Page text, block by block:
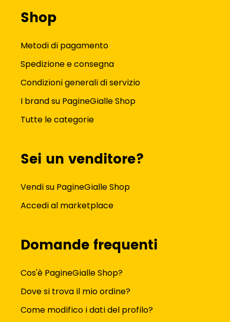
Shop
Metodi di pagamento
Spedizione e consegna
Condizioni generali di servizio
I brand su PagineGialle Shop
Tutte le categorie
Sei un venditore?
Vendi su PagineGialle Shop
Accedi al marketplace
Domande frequenti
Cos'è PagineGialle Shop?
Dove si trova il mio ordine?
Come modifico i dati del profilo?